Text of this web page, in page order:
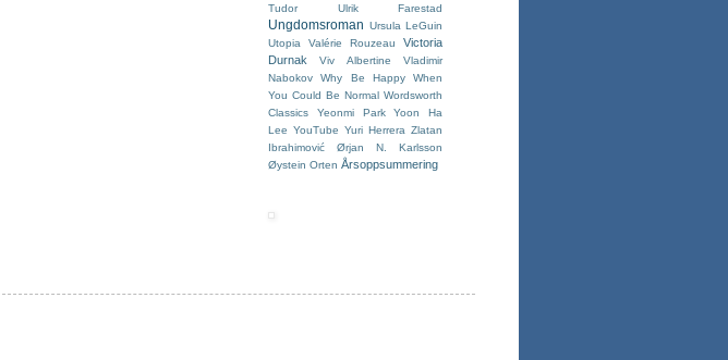
Tudor
Ulrik Farestad
Ungdomsroman Ursula LeGuin
Utopia
Valérie Rouzeau
Victoria
Durnak
Viv Albertine
Vladimir
Nabokov
Why Be Happy When
You Could Be Normal Wordsworth
Classics
Yeonmi Park
Yoon Ha
Lee YouTube Yuri Herrera Zlatan
Ibrahimović
Ørjan N. Karlsson
Øystein Orten Årsoppsummering